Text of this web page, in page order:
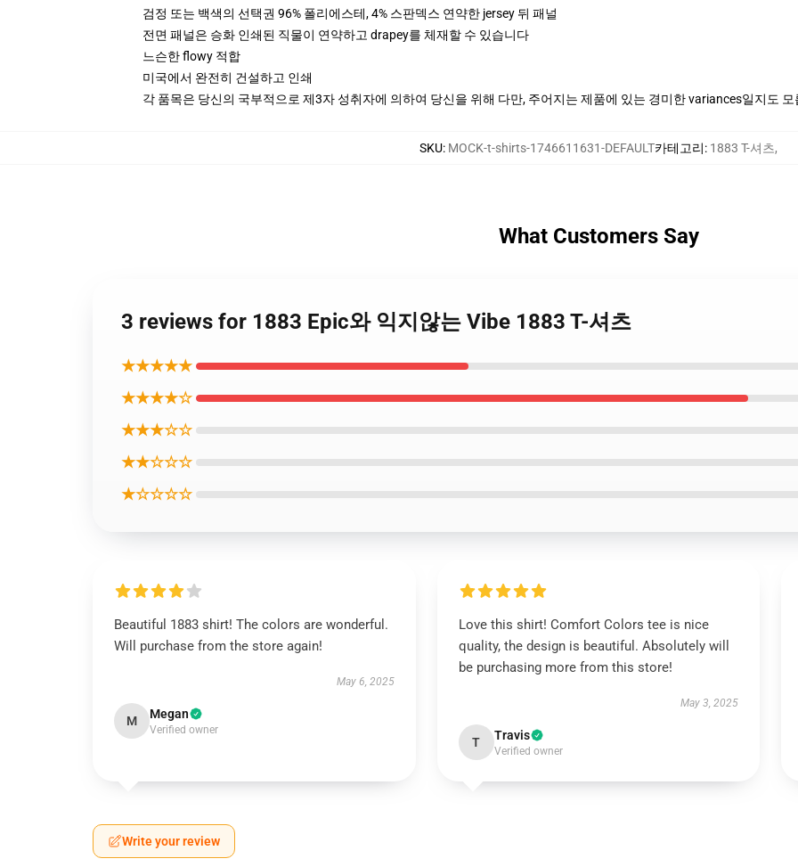
검정 또는 백색의 선택권 96% 폴리에스테, 4% 스판덱스 연약한 jersey 뒤 패널
전면 패널은 승화 인쇄된 직물이 연약하고 drapey를 체재할 수 있습니다
느슨한 flowy 적합
미국에서 완전히 건설하고 인쇄
각 품목은 당신의 국부적으로 제3자 성취자에 의하여 당신을 위해 다만, 주어지는 제품에 있는 경미한 variances일지도
SKU: MOCK-t-shirts-1746611631-DEFAULT카테고리: 1883 T-셔츠,
What Customers Say
3 reviews for 1883 Epic와 익지않는 Vibe 1883 T-셔츠
★★★★★
★★★★☆
★★★☆☆
★★☆☆☆
★☆☆☆☆
Beautiful 1883 shirt! The colors are wonderful.
Will purchase from the store again!
May 6, 2025
M Megan
Verified owner
Love this shirt! Comfort Colors tee is nice
quality, the design is beautiful. Absolutely will
be purchasing more from this store!
May 3, 2025
T Travis
Verified owner
Write your review